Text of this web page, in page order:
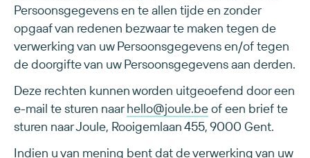
Persoonsgegevens en te allen tijde en zonder
opgaaf van redenen bezwaar te maken tegen de
verwerking van uw Persoonsgegevens en/of tegen
de doorgifte van uw Persoonsgegevens aan derden.
Deze rechten kunnen worden uitgeoefend door een
e-mail te sturen naarhello@joule.beof een brief te
sturen naar Joule, Rooigemlaan 455, 9000 Gent.
Indien u van mening bent dat de verwerking van uw